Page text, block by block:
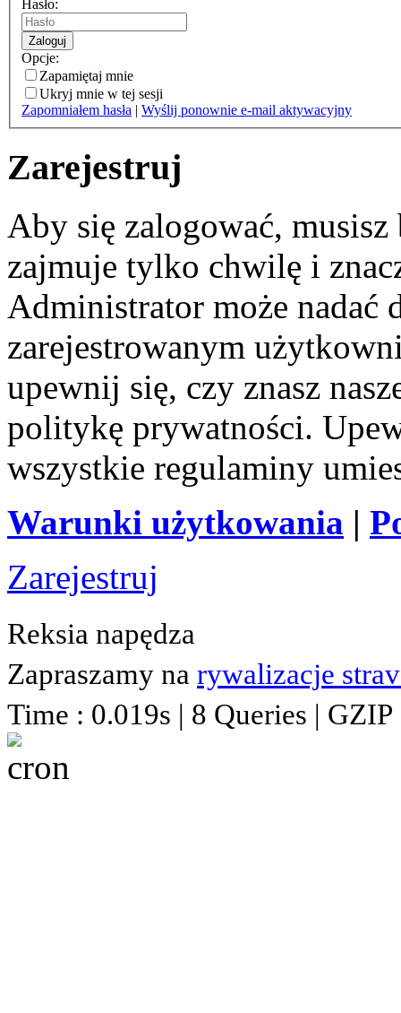
Hasło:
Zaloguj
Opcje:
Zapamiętaj mnie
Ukryj mnie w tej sesji
Zapomniałem hasła | Wyślij ponownie e-mail aktywacyjny
Zarejestruj
Aby się zalogować,
zajmuje tylko chwilę i
Administrator może nadać
zarejestrowanym
upewnij się, czy znasz
politykę prywatności.
wszystkie regulaminy
Warunki użytkowania |
Zarejestruj
Reksia napędza
Zapraszamy na rywalizacje
Time : 0.019s | 8 Queries |